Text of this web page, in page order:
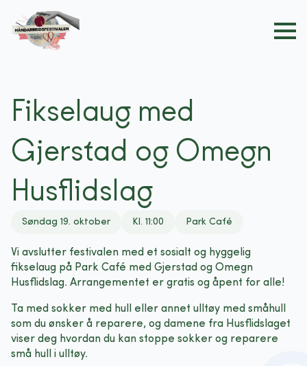
Fikselaug med
Gjerstad og Omegn
Husflidslag
Søndag 19. oktober Kl. 11:00 Park Café
Vi avslutter festivalen med et sosialt og hyggelig
fikselaug på Park Café med Gjerstad og Omegn
Husflidslag. Arrangementet er gratis og åpent for alle!
Ta med sokker med hull eller annet ulltøy med småhull
som du ønsker å reparere, og damene fra Husflidslaget
viser deg hvordan du kan stoppe sokker og reparere
små hull i ulltøy.